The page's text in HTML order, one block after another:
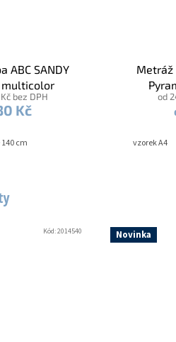
Kód:2014540 Novinka
ABC SANDY
multicolor
bez DPH
Kč
140 cm
Metráž
od
vzorek A4